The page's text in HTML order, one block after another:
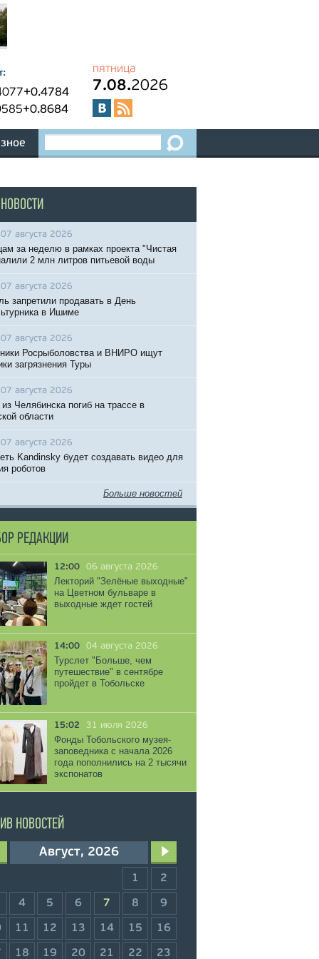
+0.4784
+0.8684
пятница
7.08.2026
07 августа 2026
за неделю в рамках проекта "Чистая
2 млн литров питьевой воды
07 августа 2026
запретили продавать в День
в Ишиме
07 августа 2026
Росрыболовства и ВНИРО ищут
загрязнения Туры
07 августа 2026
из Челябинска погиб на трассе в
области
07 августа 2026
Kandinsky будет создавать видео для
роботов
Больше новостей
РЕДАКЦИИ
12:00 06 августа 2026
Лекторий "Зелёные выходные"
на Цветном бульваре в
выходные ждет гостей
14:00 04 августа 2026
Турслет "Больше, чем
путешествие" в сентябре
пройдет в Тобольске
15:02 31 июля 2026
Фонды Тобольского музея-
заповедника с начала 2026
года пополнились на 2 тысячи
экспонатов
НОВОСТЕЙ
Август, 2026
1 2
4 5 6 7 8 9
11 12 13 14 15 16
18 19 20 21 22 23